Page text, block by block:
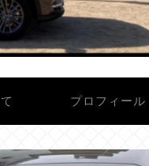
プロフィール